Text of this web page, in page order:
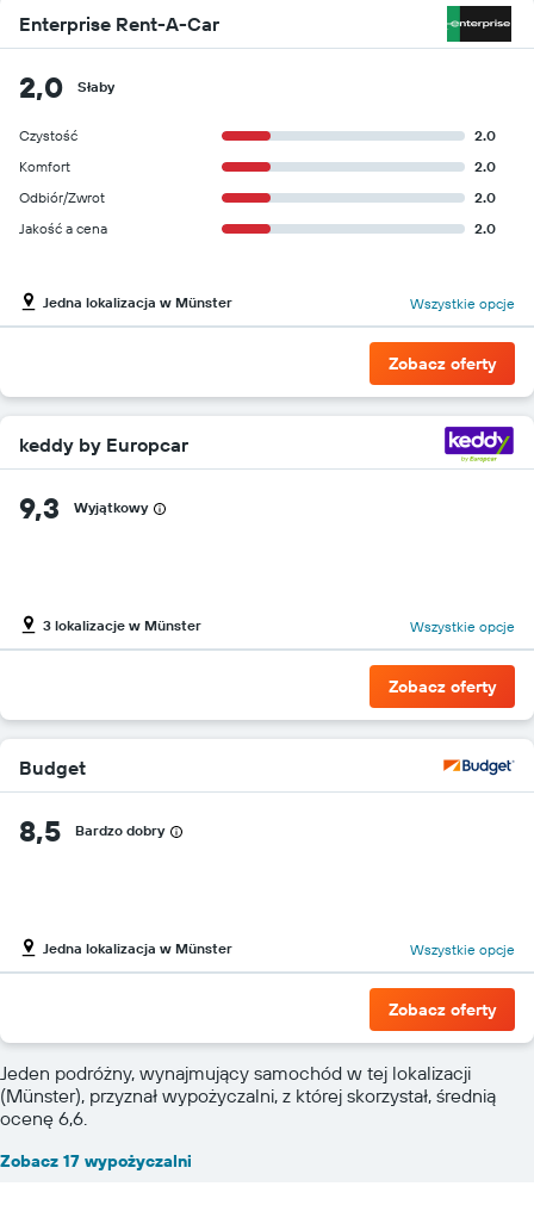
Enterprise Rent-A-Car
2,0 Słaby
Czystość
2.0
Komfort
2.0
Odbiór/Zwrot
2.0
Jakość a cena
2.0
Jedna lokalizacja w Münster Wszystkie opcje
Zobacz oferty
keddy by Europcar
9,3 Wyjątkowy
3 lokalizacje w Münster Wszystkie opcje
Zobacz oferty
Budget
8,5 Bardzo dobry
Jedna lokalizacja w Münster Wszystkie opcje
Zobacz oferty
Jeden podróżny, wynajmujący samochód w tej lokalizacji
(Münster), przyznał wypożyczalni, z której skorzystał, średnią
ocenę 6,6.
Zobacz 17 wypożyczalni